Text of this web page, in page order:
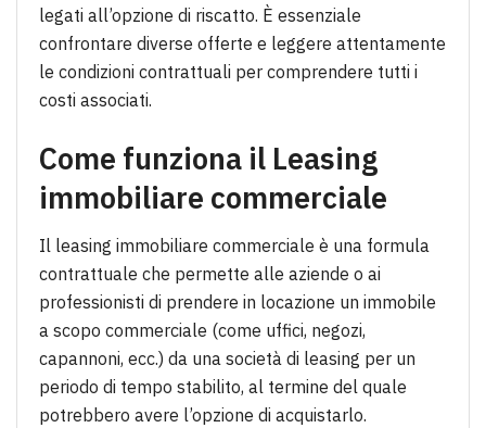
legati all’opzione di riscatto. È essenziale
confrontare diverse offerte e leggere attentamente
le condizioni contrattuali per comprendere tutti i
costi associati.
Come funziona il Leasing
immobiliare commerciale
Il leasing immobiliare commerciale è una formula
contrattuale che permette alle aziende o ai
professionisti di prendere in locazione un immobile
a scopo commerciale (come uffici, negozi,
capannoni, ecc.) da una società di leasing per un
periodo di tempo stabilito, al termine del quale
potrebbero avere l’opzione di acquistarlo.